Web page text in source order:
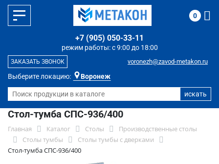
Выберите локацию: Воронеж
режим работы: с 9:00 до 18:00
+7 (905) 050-33-11
voronezh@zavod-metakon.ru
ЗАКАЗАТЬ ЗВОНОК
0
Стол-тумба СПС-936/400
Главная Каталог Столы
Производственные столы
Столы тумбы
Столы тумбы с дверками
Стол-тумба СПС-936/400